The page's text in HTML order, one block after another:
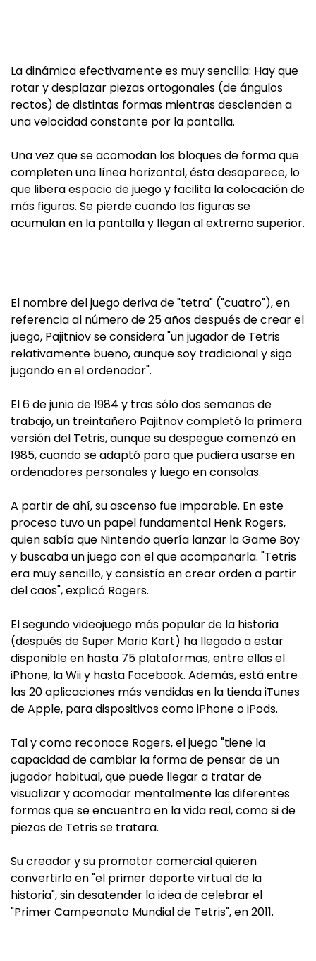
La dinámica efectivamente es muy sencilla: Hay que
rotar y desplazar piezas ortogonales (de ángulos
rectos) de distintas formas mientras descienden a
una velocidad constante por la pantalla.
Una vez que se acomodan los bloques de forma que
completen una línea horizontal, ésta desaparece, lo
que libera espacio de juego y facilita la colocación de
más figuras. Se pierde cuando las figuras se
acumulan en la pantalla y llegan al extremo superior.
El nombre del juego deriva de "tetra" ("cuatro"), en
referencia al número de 25 años después de crear el
juego, Pajitniov se considera "un jugador de Tetris
relativamente bueno, aunque soy tradicional y sigo
jugando en el ordenador".
El 6 de junio de 1984 y tras sólo dos semanas de
trabajo, un treintañero Pajitnov completó la primera
versión del Tetris, aunque su despegue comenzó en
1985, cuando se adaptó para que pudiera usarse en
ordenadores personales y luego en consolas.
A partir de ahí, su ascenso fue imparable. En este
proceso tuvo un papel fundamental Henk Rogers,
quien sabía que Nintendo quería lanzar la Game Boy
y buscaba un juego con el que acompañarla. "Tetris
era muy sencillo, y consistía en crear orden a partir
del caos", explicó Rogers.
El segundo videojuego más popular de la historia
(después de Super Mario Kart) ha llegado a estar
disponible en hasta 75 plataformas, entre ellas el
iPhone, la Wii y hasta Facebook. Además, está entre
las 20 aplicaciones más vendidas en la tienda iTunes
de Apple, para dispositivos como iPhone o iPods.
Tal y como reconoce Rogers, el juego "tiene la
capacidad de cambiar la forma de pensar de un
jugador habitual, que puede llegar a tratar de
visualizar y acomodar mentalmente las diferentes
formas que se encuentra en la vida real, como si de
piezas de Tetris se tratara.
Su creador y su promotor comercial quieren
convertirlo en "el primer deporte virtual de la
historia", sin desatender la idea de celebrar el
"Primer Campeonato Mundial de Tetris", en 2011.